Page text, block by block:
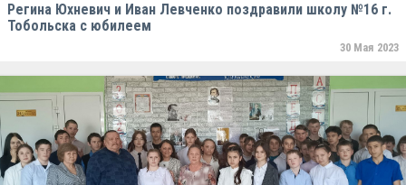
Регина Юхневич и Иван Левченко поздравили школу №16 г.
Тобольска с юбилеем
30 Мая 2023